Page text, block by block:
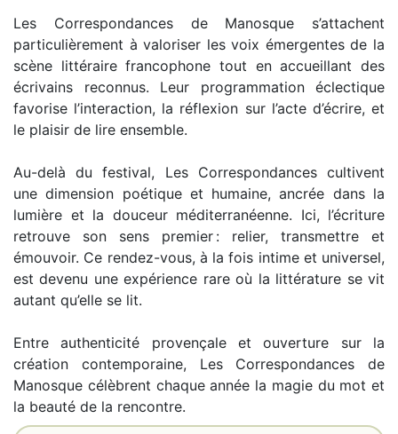
Les Correspondances de Manosque s’attachent
particulièrement à valoriser les voix émergentes de la
scène littéraire francophone tout en accueillant des
écrivains reconnus. Leur programmation éclectique
favorise l’interaction, la réflexion sur l’acte d’écrire, et
le plaisir de lire ensemble.
Au-delà du festival, Les Correspondances cultivent
une dimension poétique et humaine, ancrée dans la
lumière et la douceur méditerranéenne. Ici, l’écriture
retrouve son sens premier : relier, transmettre et
émouvoir. Ce rendez-vous, à la fois intime et universel,
est devenu une expérience rare où la littérature se vit
autant qu’elle se lit.
Entre authenticité provençale et ouverture sur la
création contemporaine, Les Correspondances de
Manosque célèbrent chaque année la magie du mot et
la beauté de la rencontre.